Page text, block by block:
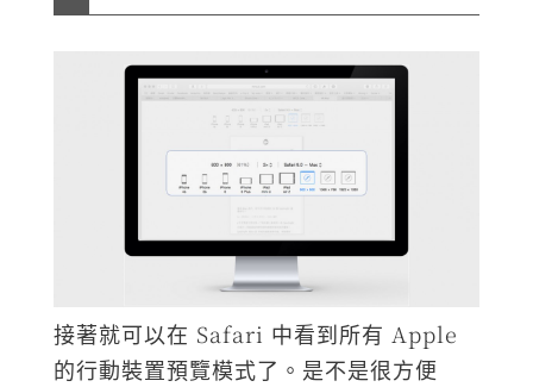
接著就可以在 Safari 中看到所有 Apple
的行動裝置預覽模式了。是不是很方便